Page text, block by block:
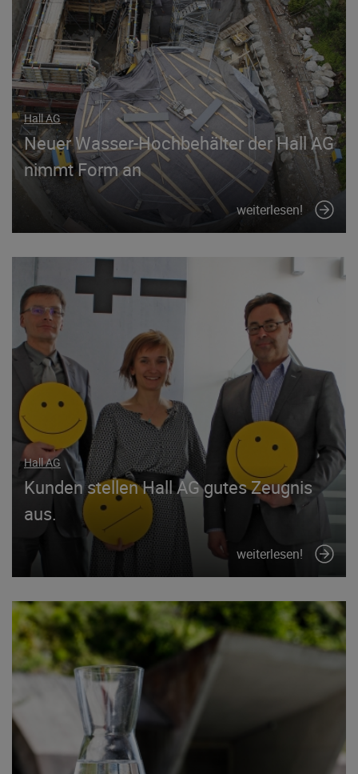
Hall AG
Neuer Wasser-Hochbehälter der Hall AG
nimmt Form an
weiterlesen!
Hall AG
Kunden stellen Hall AG gutes Zeugnis
aus.
weiterlesen!